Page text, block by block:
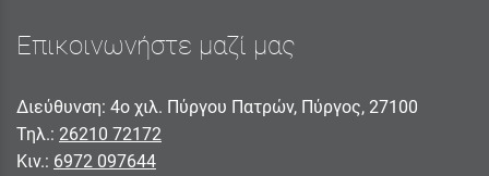
Επικοινωνήστε μαζί μας
Διεύθυνση: 4ο χιλ. Πύργου Πατρών, Πύργος, 27100
Τηλ.: 26210 72172
Κιν.: 6972 097644